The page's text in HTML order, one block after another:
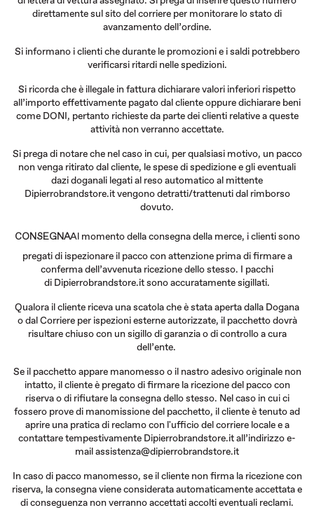
direttamente sul sito del corriere per monitorare lo stato di
avanzamento dell’ordine.
Si informano i clienti che durante le promozioni e i saldi potrebbero
verificarsi ritardi nelle spedizioni.
Si ricorda che è illegale in fattura dichiarare valori inferiori rispetto
all’importo effettivamente pagato dal cliente oppure dichiarare beni
come DONI, pertanto richieste da parte dei clienti relative a queste
attività non verranno accettate.
Si prega di notare che nel caso in cui, per qualsiasi motivo, un pacco
non venga ritirato dal cliente, le spese di spedizione e gli eventuali
dazi doganali legati al reso automatico al mittente
Dipierrobrandstore.it vengono detratti/trattenuti dal rimborso
dovuto.
CONSEGNAAl momento della consegna della merce, i clienti sono
pregati di ispezionare il pacco con attenzione prima di firmare a
conferma dell’avvenuta ricezione dello stesso. I pacchi
di Dipierrobrandstore.it sono accuratamente sigillati.
Qualora il cliente riceva una scatola che è stata aperta dalla Dogana
o dal Corriere per ispezioni esterne autorizzate, il pacchetto dovrà
risultare chiuso con un sigillo di garanzia o di controllo a cura
dell’ente.
Se il pacchetto appare manomesso o il nastro adesivo originale non
intatto, il cliente è pregato di firmare la ricezione del pacco con
riserva o di rifiutare la consegna dello stesso. Nel caso in cui ci
fossero prove di manomissione del pacchetto, il cliente è tenuto ad
aprire una pratica di reclamo con l'ufficio del corriere locale e a
contattare tempestivamente Dipierrobrandstore.it all’indirizzo e-
mail assistenza@dipierrobrandstore.it
In caso di pacco manomesso, se il cliente non firma la ricezione con
riserva, la consegna viene considerata automaticamente accettata e
di conseguenza non verranno accettati accolti eventuali reclami.